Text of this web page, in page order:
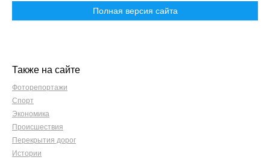
Полная версия сайта
Также на сайте
Фоторепортажи
Спорт
Экономика
Происшествия
Перекрытия дорог
Истории